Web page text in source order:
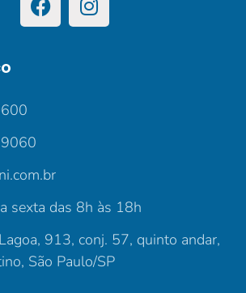
sexta das 8h às 18h
913, conj. 57, quinto andar,
São Paulo/SP